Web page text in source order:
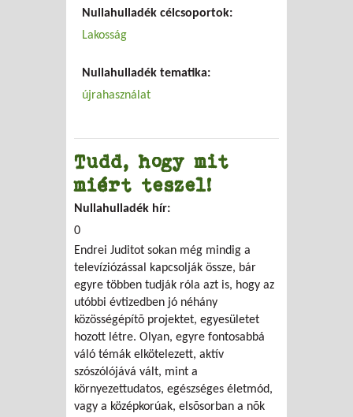
Nullahulladék célcsoportok:
Lakosság
Nullahulladék tematika:
újrahasználat
Tudd, hogy mit
miért teszel!
Nullahulladék hír:
0
Endrei Juditot sokan még mindig a
televíziózással kapcsolják össze, bár
egyre többen tudják róla azt is, hogy az
utóbbi évtizedben jó néhány
közösségépítõ projektet, egyesületet
hozott létre. Olyan, egyre fontosabbá
váló témák elkötelezett, aktív
szószólójává vált, mint a
környezettudatos, egészséges életmód,
vagy a középkorúak, elsõsorban a nõk